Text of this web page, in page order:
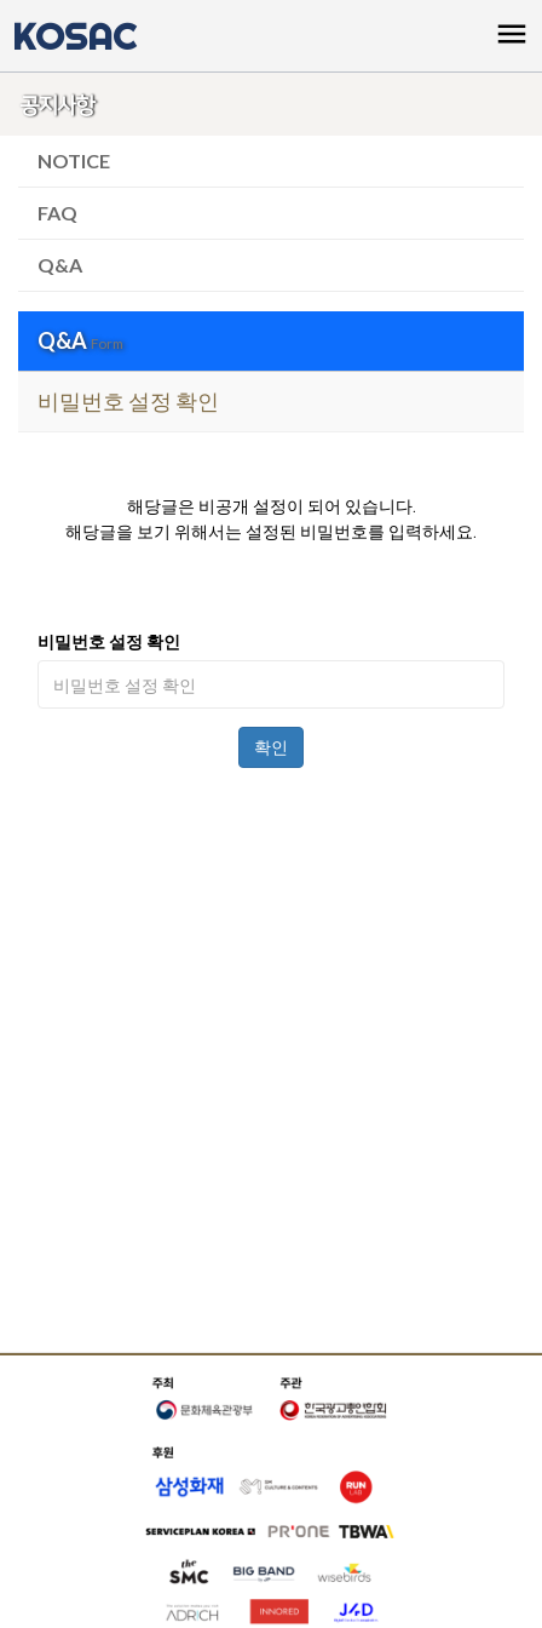
KOSAC menu
공지사항
NOTICE
FAQ
Q&A
Q&AForm
비밀번호 설정 확인
해당글은 비공개 설정이 되어 있습니다.
해당글을 보기 위해서는 설정된 비밀번호를 입력하세요.
비밀번호 설정 확인